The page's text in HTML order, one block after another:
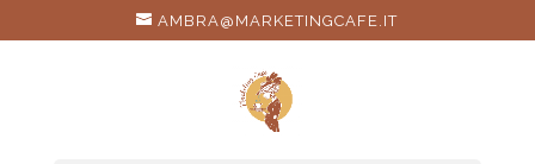
AMBRA@MARKETINGCAFE.IT